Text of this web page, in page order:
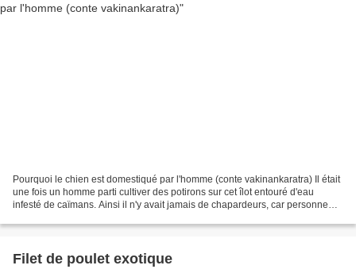
Pourquoi le chien est domestiqué par l'homme (conte vakinankaratra) Il était
une fois un homme parti cultiver des potirons sur cet îlot entouré d'eau
infesté de caïmans. Ainsi il n'y avait jamais de chapardeurs, car personne
Filet de poulet exotique